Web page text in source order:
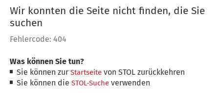
Wir konnten die Seite nicht finden, die Sie
suchen
Fehlercode: 404
Was können Sie tun?
Sie können zurStartseite von STOL zurückkehren
Sie können dieSTOL-Suche verwenden